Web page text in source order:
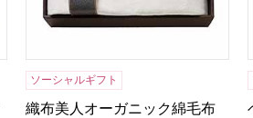
ソーシャルギフト
織布美人オーガニック綿毛布